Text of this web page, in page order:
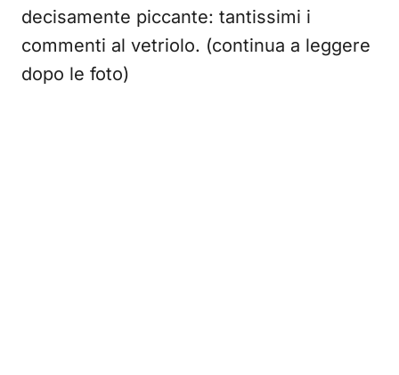
decisamente piccante: tantissimi i
commenti al vetriolo. (continua a leggere
dopo le foto)